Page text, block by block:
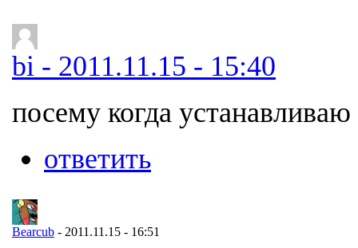
bi - 2011.11.15 - 15:40
посему когда
ответить
Bearcub - 2011.11.15 - 16:51